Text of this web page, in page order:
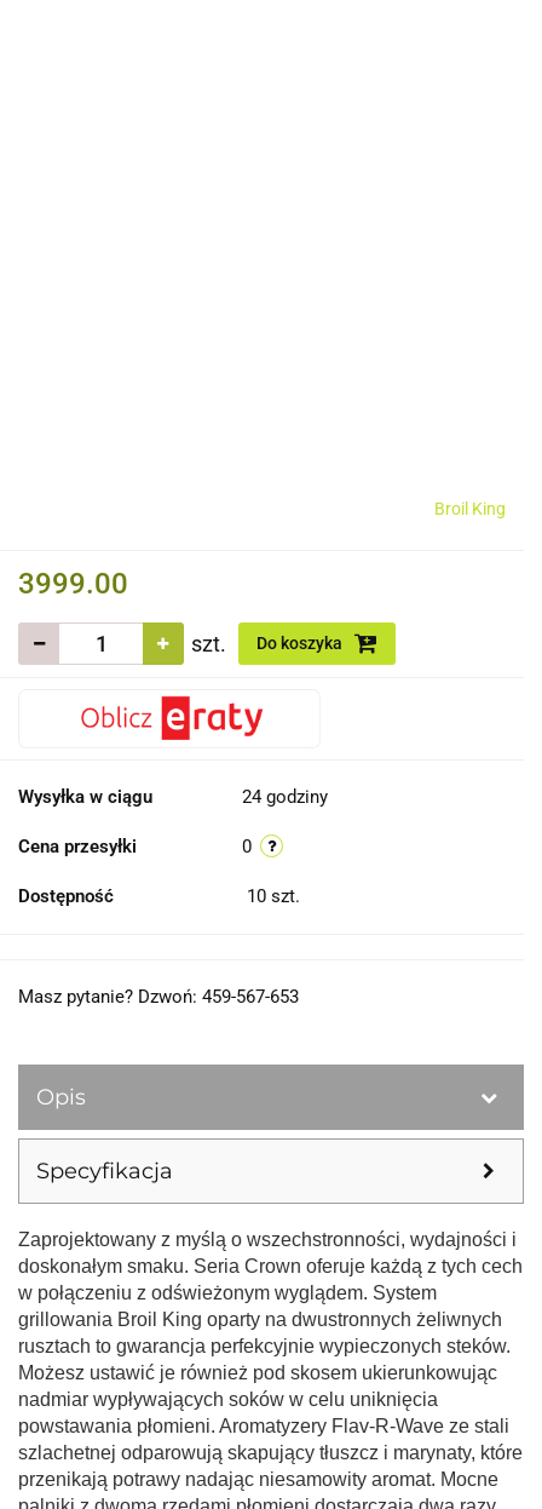
Broil King
3999.00
szt. Do koszyka
Wysyłka w ciągu 24 godziny
Cena przesyłki 0
Dostępność 10 szt.
Masz pytanie? Dzwoń: 459-567-653
Opis
Specyfikacja
Zaprojektowany z myślą o wszechstronności, wydajności i
doskonałym smaku. Seria Crown oferuje każdą z tych cech
w połączeniu z odświeżonym wyglądem. System
grillowania Broil King oparty na dwustronnych żeliwnych
rusztach to gwarancja perfekcyjnie wypieczonych steków.
Możesz ustawić je również pod skosem ukierunkowując
nadmiar wypływających soków w celu uniknięcia
powstawania płomieni. Aromatyzery Flav-R-Wave ze stali
szlachetnej odparowują skapujący tłuszcz i marynaty, które
przenikają potrawy nadając niesamowity aromat. Mocne